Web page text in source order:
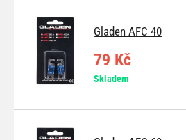
Gladen AFC 40
79 Kč
Skladem